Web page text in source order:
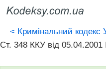
< Кримінальний кодекс
Ст. 348 ККУ від